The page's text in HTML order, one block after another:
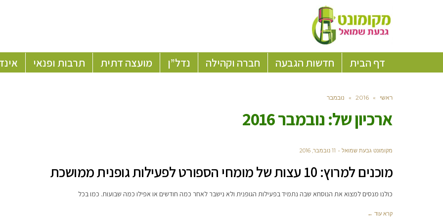
דף הבית חדשות הגבעה חברה וקהילה נדל”ן מועצה דתית תרבות ופנאי
ראשי »
2016
» נובמבר
ארכיון של:נובמבר 2016
מקומונט גבעת שמואל 11 נובמבר, 2016
מוכנים למרוץ: 10 עצות של מומחי הספורט לפעילות גופנית ממושכת
כולנו מנסים למצוא את הנוסחא שבה נתמיד בפעילות הגופנית ולא נישבר לאחר כמה חודשים או אפילו כמה שבועות. כמו בכל
קרא עוד ←